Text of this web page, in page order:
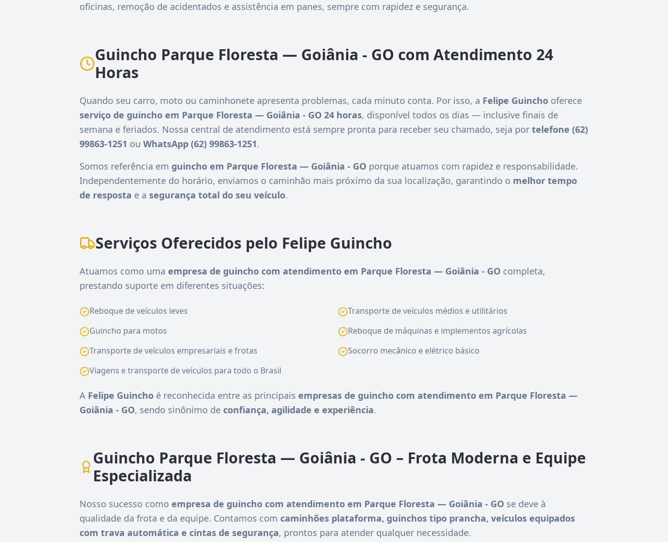
oficinas, remoção de acidentados e assistência em panes, sempre com rapidez e segurança.
Guincho Parque Floresta — Goiânia - GO com Atendimento 24
Horas
Quando seu carro, moto ou caminhonete apresenta problemas, cada minuto conta. Por isso, a Felipe Guincho oferece
serviço de guincho em Parque Floresta — Goiânia - GO 24 horas, disponível todos os dias — inclusive finais de
semana e feriados. Nossa central de atendimento está sempre pronta para receber seu chamado, seja por telefone (62)
99863-1251 ou WhatsApp (62) 99863-1251.
Somos referência em guincho em Parque Floresta — Goiânia - GO porque atuamos com rapidez e responsabilidade.
Independentemente do horário, enviamos o caminhão mais próximo da sua localização, garantindo o melhor tempo
de resposta e a segurança total do seu veículo.
Serviços Oferecidos pelo Felipe Guincho
Atuamos como uma empresa de guincho com atendimento em Parque Floresta — Goiânia - GO completa,
prestando suporte em diferentes situações:
Reboque de veículos leves
Transporte de veículos médios e utilitários
Guincho para motos
Reboque de máquinas e implementos agrícolas
Transporte de veículos empresariais e frotas
Socorro mecânico e elétrico básico
Viagens e transporte de veículos para todo o Brasil
A Felipe Guincho é reconhecida entre as principais empresas de guincho com atendimento em Parque Floresta —
Goiânia - GO, sendo sinônimo de confiança, agilidade e experiência.
Guincho Parque Floresta — Goiânia - GO – Frota Moderna e Equipe
Especializada
Nosso sucesso como empresa de guincho com atendimento em Parque Floresta — Goiânia - GO se deve à
qualidade da frota e da equipe. Contamos com caminhões plataforma, guinchos tipo prancha, veículos equipados
com trava automática e cintas de segurança, prontos para atender qualquer necessidade.